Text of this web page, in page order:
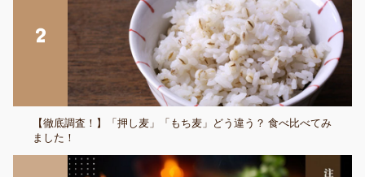
【徹底調査！】「押し麦」「もち麦」どう違う？ 食べ比べてみ
ました！